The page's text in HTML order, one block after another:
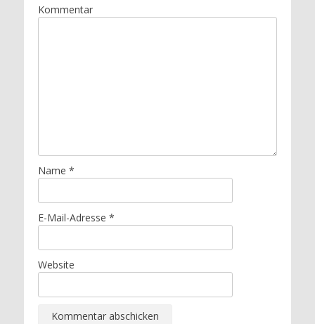
Kommentar
Name *
E-Mail-Adresse *
Website